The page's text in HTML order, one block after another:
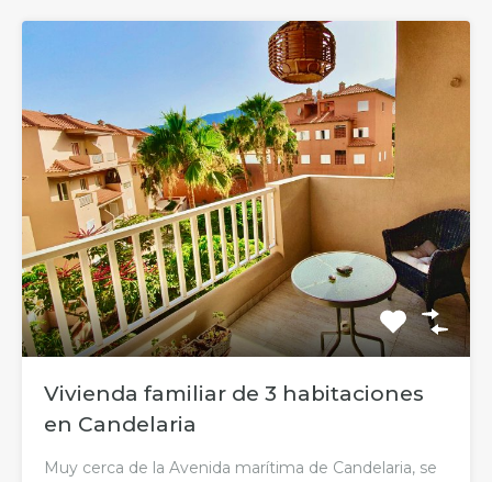
Vivienda familiar de 3 habitaciones
en Candelaria
Muy cerca de la Avenida marítima de Candelaria, se